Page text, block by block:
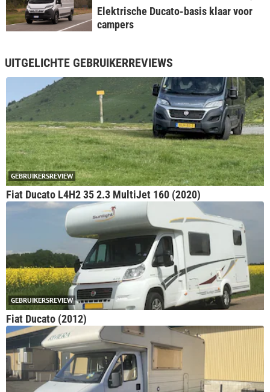
Elektrische Ducato-basis klaar voor
campers
UITGELICHTE GEBRUIKERREVIEWS
GEBRUIKERSREVIEW
Fiat Ducato L4H2 35 2.3 MultiJet 160 (2020)
GEBRUIKERSREVIEW
Fiat Ducato (2012)